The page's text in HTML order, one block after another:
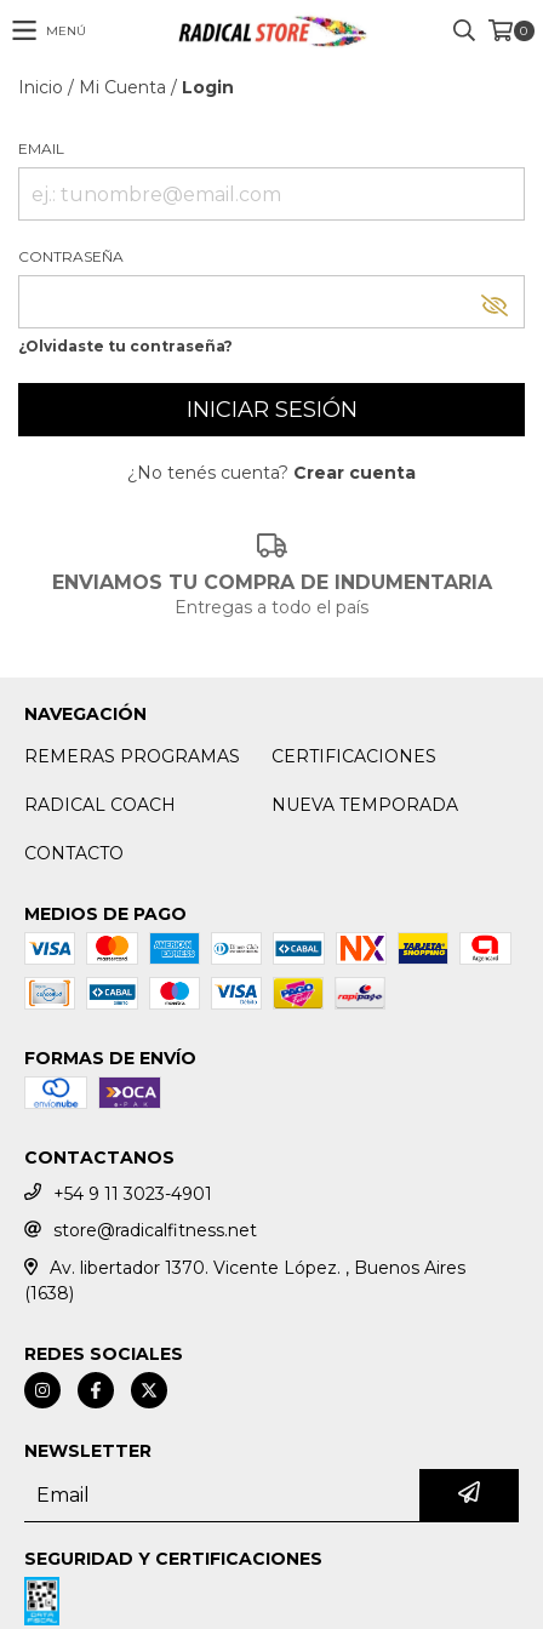
MENÚ 0
Inicio / Mi Cuenta / Login
EMAIL
CONTRASEÑA
¿Olvidaste tu contraseña?
¿No tenés cuenta? Crear cuenta
ENVIAMOS TU COMPRA DE INDUMENTARIA
Entregas a todo el país
NAVEGACIÓN
REMERAS PROGRAMAS
CERTIFICACIONES
RADICAL COACH NUEVA TEMPORADA
CONTACTO
MEDIOS DE PAGO
FORMAS DE ENVÍO
CONTACTANOS
+54 9 11 3023-4901
store@radicalfitness.net
Av. libertador 1370. Vicente López. , Buenos Aires
(1638)
REDES SOCIALES
NEWSLETTER
SEGURIDAD Y CERTIFICACIONES